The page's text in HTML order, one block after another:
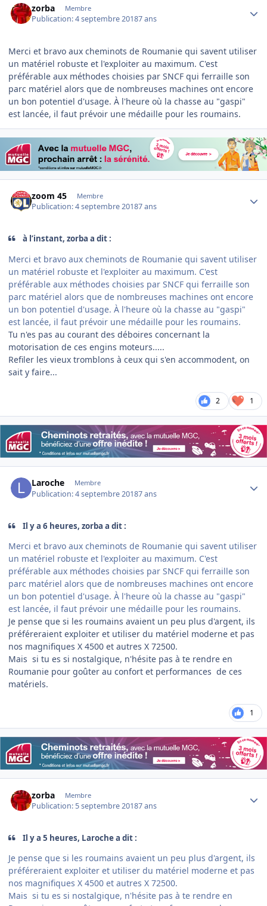
zorba Membre
Publication:4 septembre 20187 ans
Merci et bravo aux cheminots de Roumanie qui savent utiliser
un matériel robuste et l'exploiter au maximum. C'est
préférable aux méthodes choisies par SNCF qui ferraille son
parc matériel alors que de nombreuses machines ont encore
un bon potentiel d'usage. À l'heure où la chasse au "gaspi"
est lancée, il faut prévoir une médaille pour les roumains.
zoom 45 Membre
Publication:4 septembre 20187 ans
à l’instant, zorba a dit :
Merci et bravo aux cheminots de Roumanie qui savent utiliser
un matériel robuste et l'exploiter au maximum. C'est
préférable aux méthodes choisies par SNCF qui ferraille son
parc matériel alors que de nombreuses machines ont encore
un bon potentiel d'usage. À l'heure où la chasse au "gaspi"
est lancée, il faut prévoir une médaille pour les roumains.
Tu n'es pas au courant des déboires concernant la
motorisation de ces engins moteurs.....
Refiler les vieux tromblons à ceux qui s'en accommodent, on
sait y faire...
2 1
Laroche Membre
Publication:4 septembre 20187 ans
Il y a 6 heures, zorba a dit :
Merci et bravo aux cheminots de Roumanie qui savent utiliser
un matériel robuste et l'exploiter au maximum. C'est
préférable aux méthodes choisies par SNCF qui ferraille son
parc matériel alors que de nombreuses machines ont encore
un bon potentiel d'usage. À l'heure où la chasse au "gaspi"
est lancée, il faut prévoir une médaille pour les roumains.
Je pense que si les roumains avaient un peu plus d'argent, ils
préféreraient exploiter et utiliser du matériel moderne et pas
nos magnifiques X 4500 et autres X 72500.
Mais si tu es si nostalgique, n'hésite pas à te rendre en
Roumanie pour goûter au confort et performances de ces
matériels.
1
zorba Membre
Publication: 5 septembre 20187 ans
Il y a 5 heures, Laroche a dit :
Je pense que si les roumains avaient un peu plus d'argent, ils
préféreraient exploiter et utiliser du matériel moderne et pas
nos magnifiques X 4500 et autres X 72500.
Mais si tu es si nostalgique, n'hésite pas à te rendre en